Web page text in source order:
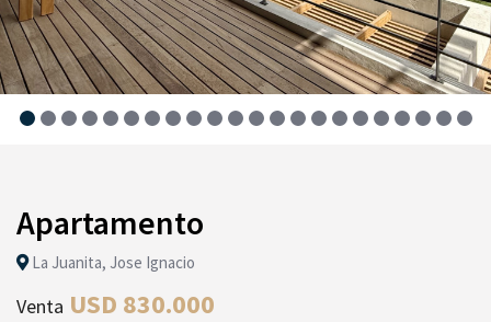
Apartamento
La Juanita, Jose Ignacio
Venta USD 830.000